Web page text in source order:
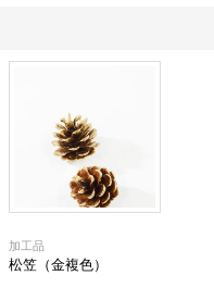
加工品
松笠（金複色）